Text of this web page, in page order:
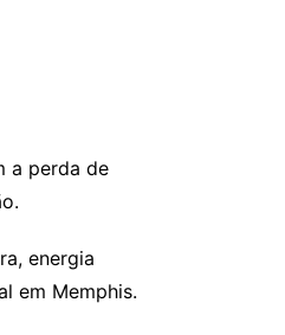
a perda de
energia
em Memphis.